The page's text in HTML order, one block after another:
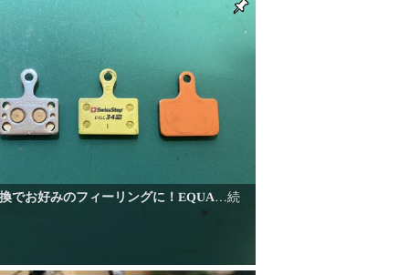
でお好みのフィーリングに！EQUA…続